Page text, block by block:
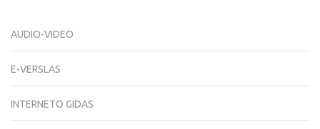
AUDIO-VIDEO
E-VERSLAS
INTERNETO GIDAS